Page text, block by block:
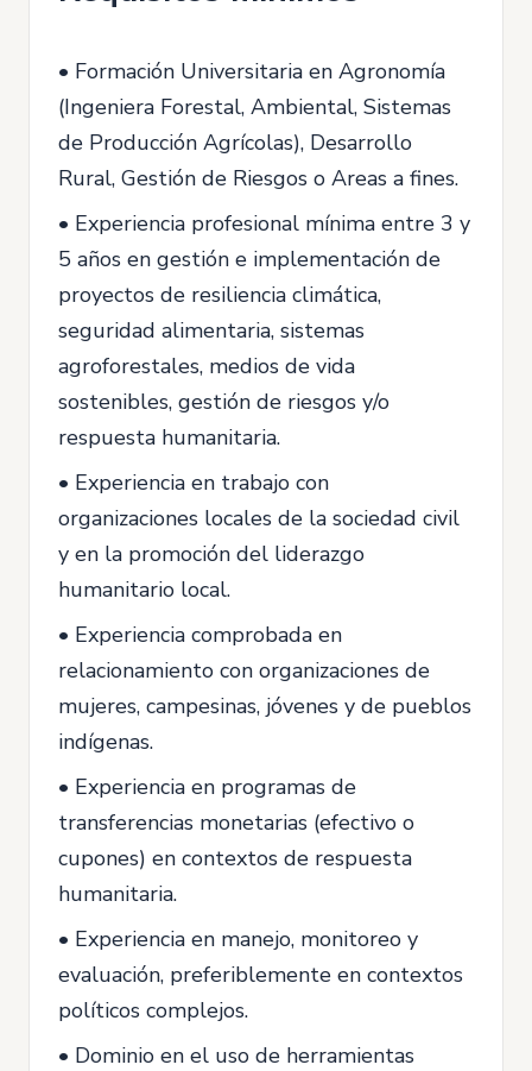
• Formación Universitaria en Agronomía
(Ingeniera Forestal, Ambiental, Sistemas
de Producción Agrícolas), Desarrollo
Rural, Gestión de Riesgos o Areas a fines.
• Experiencia profesional mínima entre 3 y
5 años en gestión e implementación de
proyectos de resiliencia climática,
seguridad alimentaria, sistemas
agroforestales, medios de vida
sostenibles, gestión de riesgos y/o
respuesta humanitaria.
• Experiencia en trabajo con
organizaciones locales de la sociedad civil
y en la promoción del liderazgo
humanitario local.
• Experiencia comprobada en
relacionamiento con organizaciones de
mujeres, campesinas, jóvenes y de pueblos
indígenas.
• Experiencia en programas de
transferencias monetarias (efectivo o
cupones) en contextos de respuesta
humanitaria.
• Experiencia en manejo, monitoreo y
evaluación, preferiblemente en contextos
políticos complejos.
• Dominio en el uso de herramientas